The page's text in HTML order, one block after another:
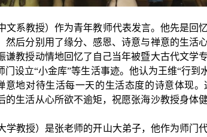
文系教授）作为青年教师代表发言。他先是回
然后分别用了缘分、感恩、诗意与禅意的生活
谦教授动情地回忆了自己当年被暨大古代文学
设立“小金库”等生活事迹。他认为王维“行到
意地对待生活每一天的生活态度的诗意体现
的生活从心所欲不逾矩，祝愿张海沙教授身体
学教授）是张老师的开山大弟子，他作为师门